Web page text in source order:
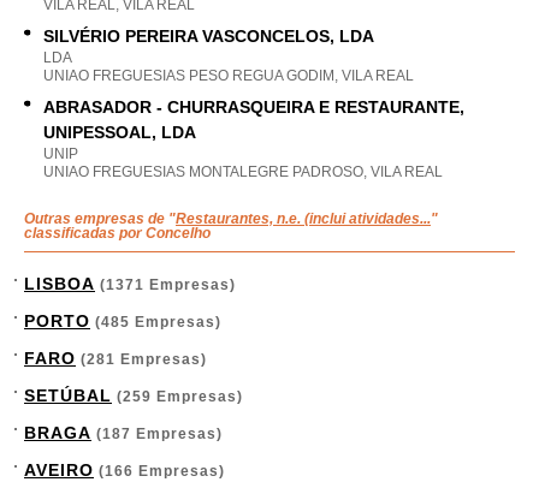
VILA REAL, VILA REAL
SILVÉRIO PEREIRA VASCONCELOS, LDA
LDA
UNIAO FREGUESIAS PESO REGUA GODIM, VILA REAL
ABRASADOR - CHURRASQUEIRA E RESTAURANTE,
UNIPESSOAL, LDA
UNIP
UNIAO FREGUESIAS MONTALEGRE PADROSO, VILA REAL
Outras empresas de "Restaurantes, n.e. (inclui atividades..."
classificadas por Concelho
LISBOA (1371 Empresas)
PORTO (485 Empresas)
FARO (281 Empresas)
SETÚBAL (259 Empresas)
BRAGA (187 Empresas)
AVEIRO (166 Empresas)